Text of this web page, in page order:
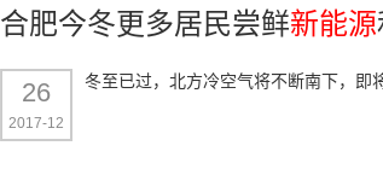
合肥今冬更多居民尝鲜新能源
26
2017-12
冬至已过，北方冷空气将不断南下，